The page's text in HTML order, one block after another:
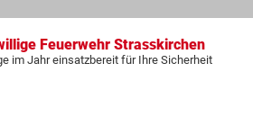
Feuerwehr Strasskirchen
im Jahr einsatzbereit für Ihre Sicherheit